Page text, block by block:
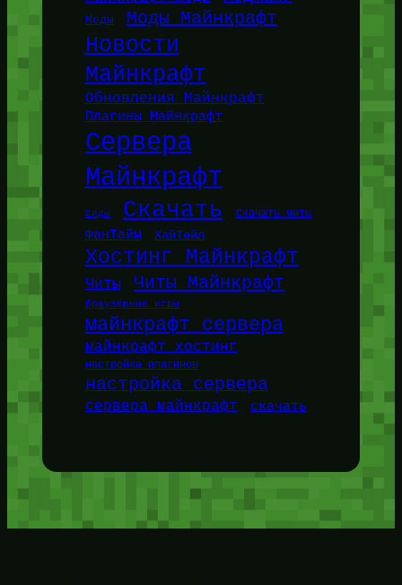
Моды Моды Майнкрафт
Новости
Майнкрафт
Обновления Майнкрафт
Плагины Майнкрафт
Сервера
Майнкрафт
Сиды Скачать Скачать читы
ФанТайм ХайТейл
Хостинг Майнкрафт
Читы Читы Майнкрафт
браузерные игры
майнкрафт сервера
майнкрафт хостинг
настройка плагинов
настройка сервера
сервера майнкрафт скачать